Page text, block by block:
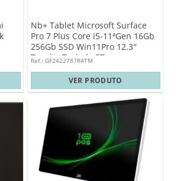
Nb+ Tablet Microsoft Surface
Pro 7 Plus Core i5-11ªGen 16Gb
256Gb SSD Win11Pro 12.3″
Touch+ Teclado PT
Ref.: GF2422787R4TM
VER PRODUTO